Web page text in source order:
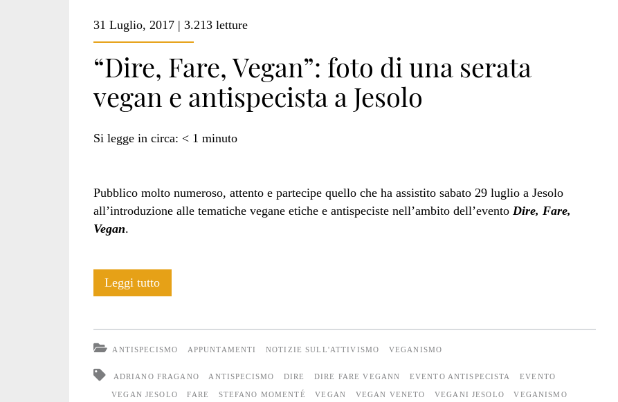
31 Luglio, 2017 | 3.213 letture
“Dire, Fare, Vegan”: foto di una serata
vegan e antispecista a Jesolo
Si legge in circa: < 1 minuto
Pubblico molto numeroso, attento e partecipe quello che ha assistito sabato 29 luglio a Jesolo
all’introduzione alle tematiche vegane etiche e antispeciste nell’ambito dell’evento Dire, Fare,
Vegan.
Leggi tutto“Dire,
di
ANTISPECISMO APPUNTAMENTI NOTIZIE SULL'ATTIVISMO VEGANISMO
ADRIANO FRAGANO ANTISPECISMO DIRE DIRE FARE VEGANN EVENTO ANTISPECISTA EVENTO
VEGAN JESOLO FARE STEFANO MOMENTÉ VEGAN VEGAN VENETO VEGANI JESOLO VEGANISMO